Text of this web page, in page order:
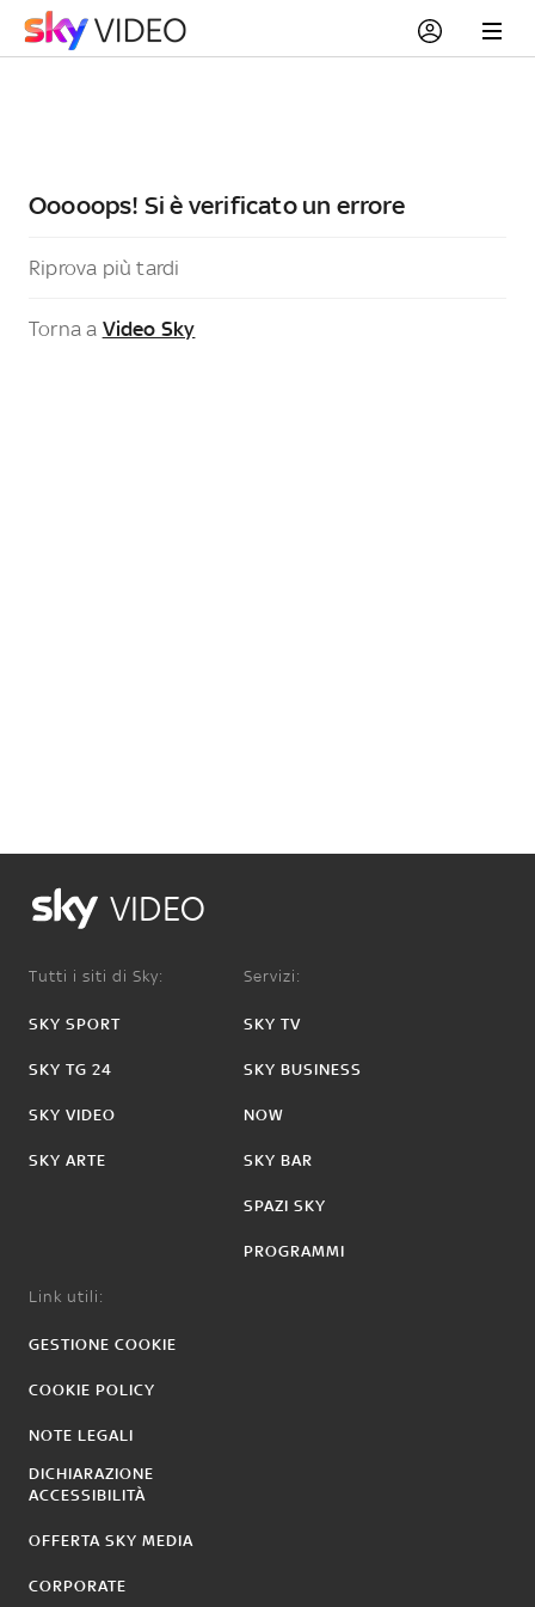
Ooooops! Si è verificato un errore
Riprova più tardi
Torna a Video Sky
VIDEO
Tutti i siti di Sky:
SKY SPORT
SKY TG 24
SKY VIDEO
SKY ARTE
Servizi:
SKY TV
SKY BUSINESS
NOW
SKY BAR
SPAZI SKY
PROGRAMMI
Link utili:
GESTIONE COOKIE
COOKIE POLICY
NOTE LEGALI
DICHIARAZIONE
ACCESSIBILITÀ
OFFERTA SKY MEDIA
CORPORATE